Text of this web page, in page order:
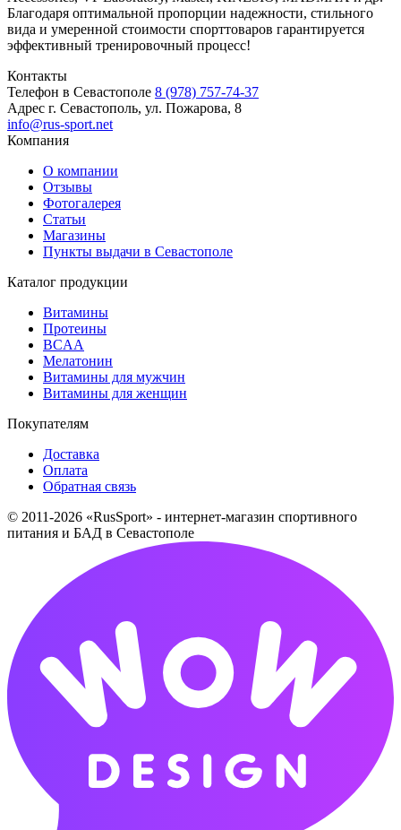
Благодаря оптимальной пропорции надежности, стильного
вида и умеренной стоимости спорттоваров гарантируется
эффективный тренировочный процесс!
Контакты
Телефон в Севастополе 8 (978) 757-74-37
Адрес г. Севастополь, ул. Пожарова, 8
info@rus-sport.net
Компания
О компании
Отзывы
Фотогалерея
Статьи
Магазины
Пункты выдачи в Севастополе
Каталог продукции
Витамины
Протеины
BCAA
Мелатонин
Витамины для мужчин
Витамины для женщин
Покупателям
Доставка
Оплата
Обратная связь
© 2011-2026 «RusSport» - интернет-магазин спортивного
питания и БАД в Севастополе